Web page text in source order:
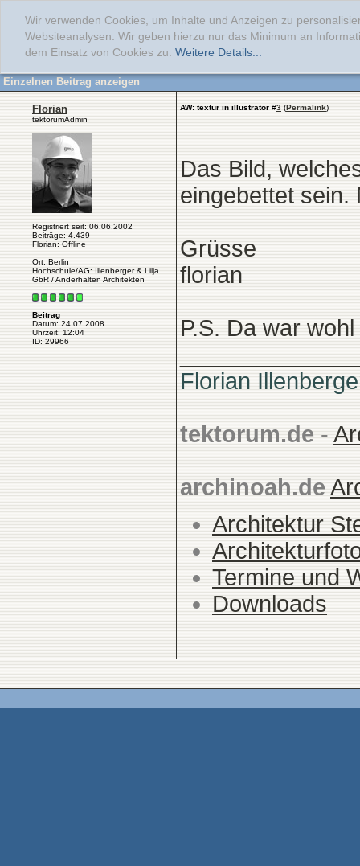
Wir verwenden Cookies, um Inhalte und Anzeigen zu
Websiteanalysen. Wir geben hierzu nur das Minimum an
dem Einsatz von Cookies zu. Weitere Details...
Einzelnen Beitrag anzeigen
Florian
tektorumAdmin
Registriert seit: 06.06.2002
Beiträge: 4.439
Florian: Offline
Ort: Berlin
Hochschule/AG: Illenberger & Lilja
GbR / Anderhalten Architekten
Beitrag
Datum: 24.07.2008
Uhrzeit: 12:04
ID: 29966
AW: textur in illustrator #3 (Permalink)
Das Bild,
eingebettet sein.
Grüsse
florian
P.S. Da war
Florian
tektorum.de -
archinoah.de
Architektur
Termine und
Downloads